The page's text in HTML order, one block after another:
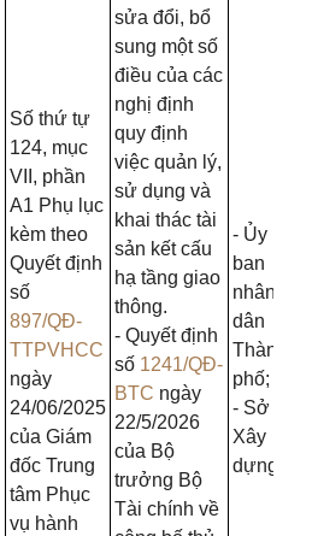
Số thứ tự
124, mục
VII, phần
A1 Phụ lục
kèm theo
Quyết định
số
897/QĐ-
TTPVHCC
ngày
24/06/2025
của Giám
đốc Trung
tâm Phục
vụ hành
sửa đổi, bổ
sung một số
điều của các
nghị định
quy định
việc quản lý,
sử dụng và
khai thác tài
sản kết cấu
hạ tầng giao
thông.
- Quyết định
số 1241/QĐ-
BTC ngày
22/5/2026
của Bộ
trưởng Bộ
Tài chính về
- Ủy
ban
nhân
dân
Thành
phố;
- Sở
Xây
dựng.